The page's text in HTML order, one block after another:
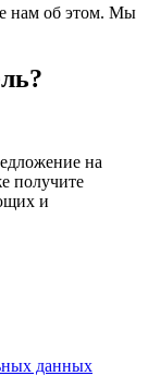
нам об этом. Мы
на
получите
и
данных